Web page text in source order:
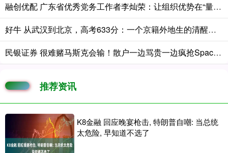
融创优配 广东省优秀党务工作者李灿荣：让组织优势在“量化”中释放发展动能
好牛 从武汉到北京，高考633分：一个京籍外地生的清醒逆袭
民银证券 很难赌马斯克会输！散户一边骂贵一边疯抢SpaceX，但绝大多数不打算长期持股
推荐资讯
K8金融 回应晚宴枪击, 特朗普自嘲: 当总统
太危险, 早知道不选了